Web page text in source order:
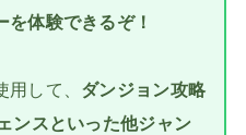
体験できるぞ！
して、 ダンジョン攻略
ンスといった他ジャン